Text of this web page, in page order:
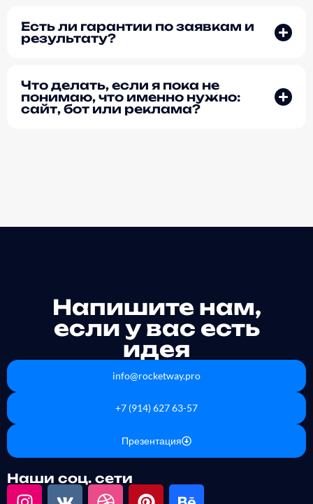
Есть ли гарантии по заявкам и
результату?
Что делать, если я пока не
понимаю, что именно нужно:
сайт, бот или реклама?
Напишите нам,
если у вас есть
идея
info@rocketway.pro
+7 (914) 627 63-57
Презентация
Наши соц. сети